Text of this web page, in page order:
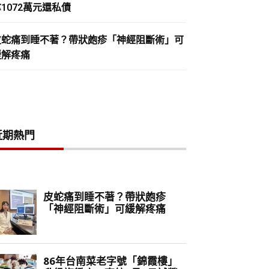
萬元還私債
痛到睡不著？帶狀皰疹「神經阻斷術」可
疼痛
熱門